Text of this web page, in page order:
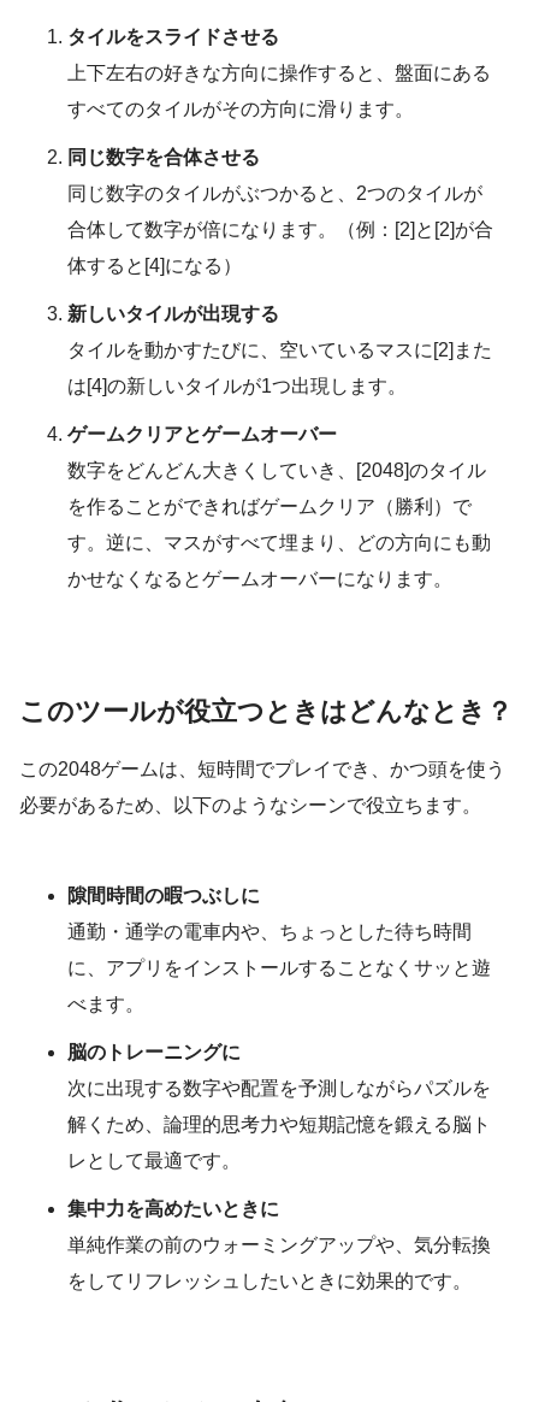
タイルをスライドさせる
上下左右の好きな方向に操作すると、盤面にある
すべてのタイルがその方向に滑ります。
同じ数字を合体させる
同じ数字のタイルがぶつかると、2つのタイルが
合体して数字が倍になります。（例：[2]と[2]が合
体すると[4]になる）
新しいタイルが出現する
タイルを動かすたびに、空いているマスに[2]また
は[4]の新しいタイルが1つ出現します。
ゲームクリアとゲームオーバー
数字をどんどん大きくしていき、[2048]のタイル
を作ることができればゲームクリア（勝利）で
す。逆に、マスがすべて埋まり、どの方向にも動
かせなくなるとゲームオーバーになります。
このツールが役立つときはどんなとき？
この2048ゲームは、短時間でプレイでき、かつ頭を使う
必要があるため、以下のようなシーンで役立ちます。
隙間時間の暇つぶしに
通勤・通学の電車内や、ちょっとした待ち時間
に、アプリをインストールすることなくサッと遊
べます。
脳のトレーニングに
次に出現する数字や配置を予測しながらパズルを
解くため、論理的思考力や短期記憶を鍛える脳ト
レとして最適です。
集中力を高めたいときに
単純作業の前のウォーミングアップや、気分転換
をしてリフレッシュしたいときに効果的です。